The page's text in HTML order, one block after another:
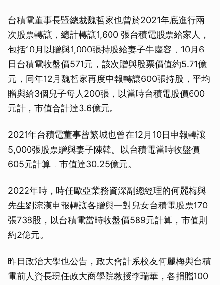
台積電董事長暨總裁魏哲家也曾於2021年底進行兩
次股票轉讓，總計轉讓1,600 張台積電股票給家人，
包括10月以贈與1,000張持股給妻子牛慶容，10月6
日台積電收盤價571元，該次贈與股票價值約5.71億
元，同年12月魏哲家再度申報轉讓600張持股，平均
贈與給3個兒子每人200張，以當時台積電股價600
元計，市值合計達3.6億元。
2021年台積電董事曾繁城也曾在12月10日申報轉讓
5,000張股票贈與妻子陳韓。以台積電當時收盤價
605元計算，市值達30.25億元。
2022年時，時任歐亞業務資深副總經理的何麗梅與
先生劉淙漢申報轉讓各贈與一對兒女台積電股票170
張738股，以台積電當時收盤價589元計算，市值則
約2億元。
昨日政治大學也公告，政大會計系校友何麗梅與台積
電前人資長現任政大商學院教授李瑞華，各捐贈100